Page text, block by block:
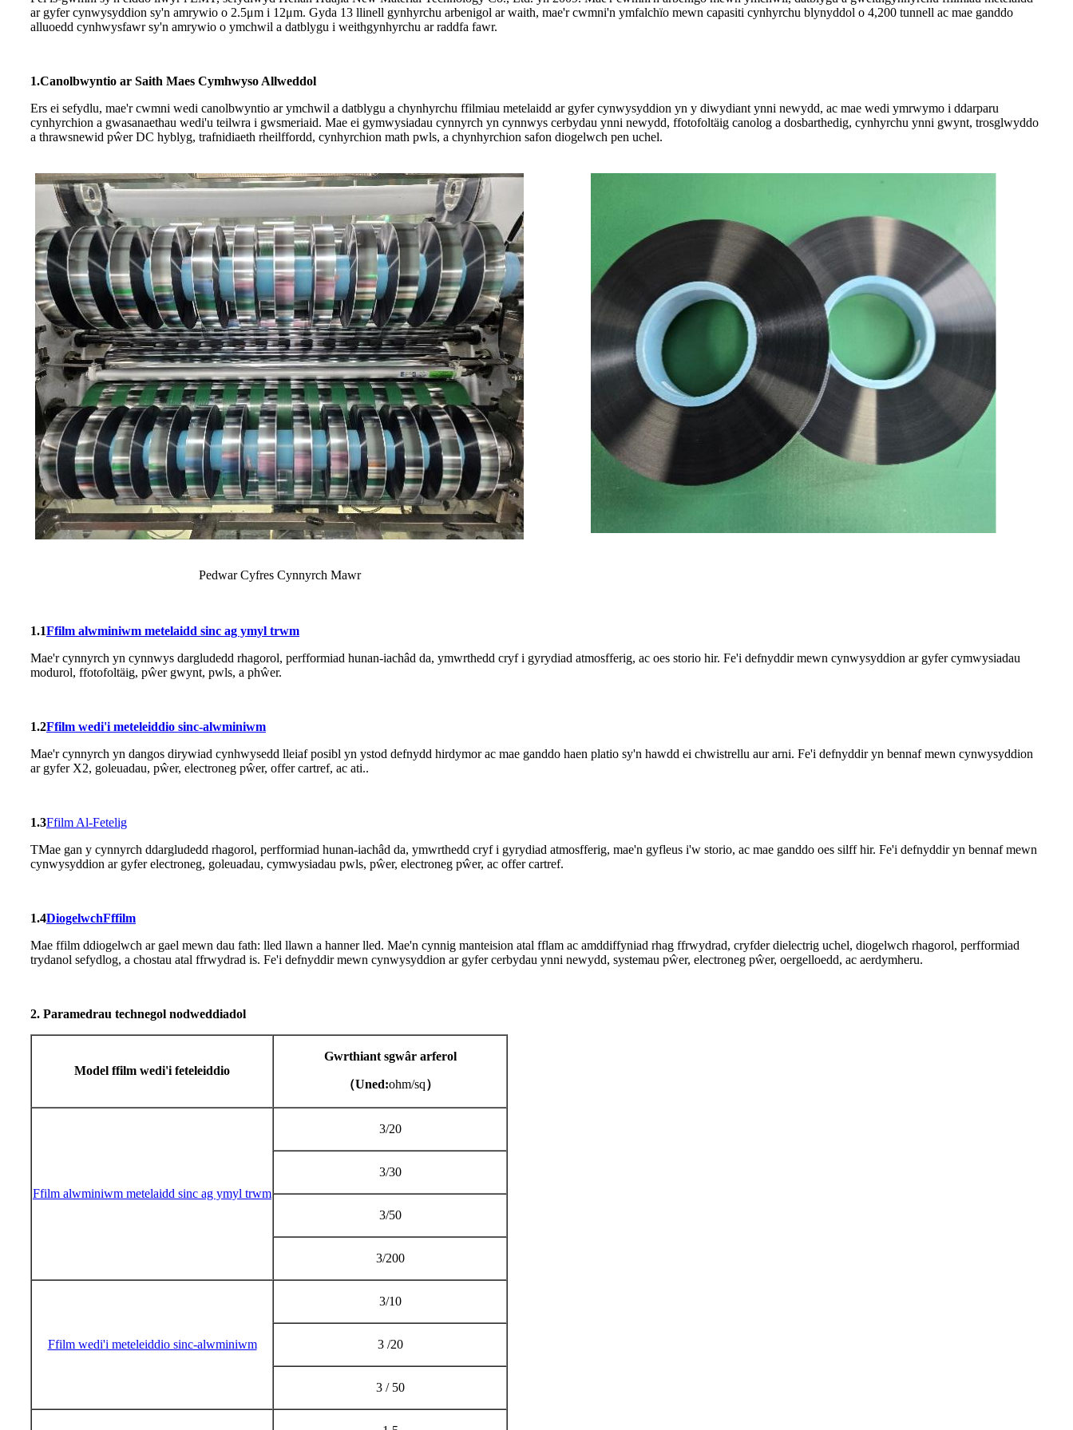
ar gyfer cynwysyddion sy'n amrywio o 2.5μm i 12μm. Gyda 13 llinell gynhyrchu arbenigol ar waith, mae'r cwmni'n ymfalchïo mewn capasiti cynhyrchu blynyddol o 4,200 tunnell ac mae ganddo
alluoedd cynhwysfawr sy'n amrywio o ymchwil a datblygu i weithgynhyrchu ar raddfa fawr.
1.Canolbwyntio ar Saith Maes Cymhwyso Allweddol
Ers ei sefydlu, mae'r cwmni wedi canolbwyntio ar ymchwil a datblygu a chynhyrchu ffilmiau metelaidd ar gyfer cynwysyddion yn y diwydiant ynni newydd, ac mae wedi ymrwymo i ddarparu
cynhyrchion a gwasanaethau wedi'u teilwra i gwsmeriaid. Mae ei gymwysiadau cynnyrch yn cynnwys cerbydau ynni newydd, ffotofoltäig canolog a dosbarthedig, cynhyrchu ynni gwynt, trosglwyddo
a thrawsnewid pŵer DC hyblyg, trafnidiaeth rheilffordd, cynhyrchion math pwls, a chynhyrchion safon diogelwch pen uchel.
Pedwar Cyfres Cynnyrch Mawr
1.1Ffilm alwminiwm metelaidd sinc ag ymyl trwm
Mae'r cynnyrch yn cynnwys dargludedd rhagorol, perfformiad hunan-iachâd da, ymwrthedd cryf i gyrydiad atmosfferig, ac oes storio hir. Fe'i defnyddir mewn cynwysyddion ar gyfer cymwysiadau
modurol, ffotofoltäig, pŵer gwynt, pwls, a phŵer.
1.2Ffilm wedi'i meteleiddio sinc-alwminiwm
Mae'r cynnyrch yn dangos dirywiad cynhwysedd lleiaf posibl yn ystod defnydd hirdymor ac mae ganddo haen platio sy'n hawdd ei chwistrellu aur arni. Fe'i defnyddir yn bennaf mewn cynwysyddion
ar gyfer X2, goleuadau, pŵer, electroneg pŵer, offer cartref, ac ati..
1.3Ffilm Al-Fetelig
TMae gan y cynnyrch ddargludedd rhagorol, perfformiad hunan-iachâd da, ymwrthedd cryf i gyrydiad atmosfferig, mae'n gyfleus i'w storio, ac mae ganddo oes silff hir. Fe'i defnyddir yn bennaf mewn
cynwysyddion ar gyfer electroneg, goleuadau, cymwysiadau pwls, pŵer, electroneg pŵer, ac offer cartref.
1.4DiogelwchFffilm
Mae ffilm ddiogelwch ar gael mewn dau fath: lled llawn a hanner lled. Mae'n cynnig manteision atal fflam ac amddiffyniad rhag ffrwydrad, cryfder dielectrig uchel, diogelwch rhagorol, perfformiad
trydanol sefydlog, a chostau atal ffrwydrad is. Fe'i defnyddir mewn cynwysyddion ar gyfer cerbydau ynni newydd, systemau pŵer, electroneg pŵer, oergelloedd, ac aerdymheru.
2. Paramedrau technegol nodweddiadol
Model ffilm wedi'i feteleiddio
Gwrthiant sgwâr arferol
（Uned:ohm/sq）
Ffilm alwminiwm metelaidd sinc ag ymyl trwm
3/20
3/30
3/50
3/200
Ffilm wedi'i meteleiddio sinc-alwminiwm
3/10
3 /20
3 / 50